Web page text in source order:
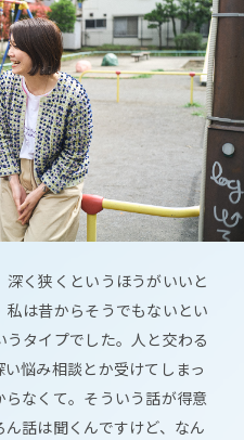
く狭くというほうがいいと
は昔からそうでもないとい
タイプでした。人と交わる
悩み相談とか受けてしまっ
なくて。そういう話が得意
話は聞くんですけど、なん